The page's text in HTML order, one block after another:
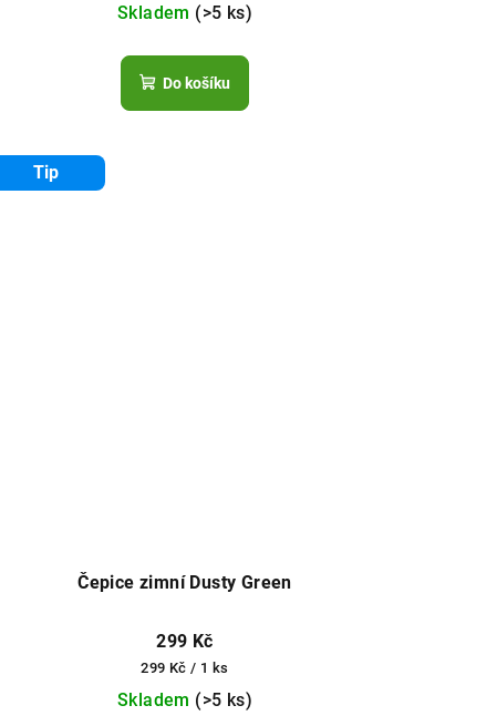
Skladem (>5 ks)
Do košíku
Tip
Čepice zimní Dusty Green
299 Kč
Měrná
cena:
299 Kč / 1 ks
Skladem (>5 ks)